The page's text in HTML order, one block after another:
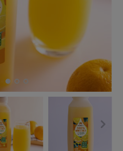
沖泡飲品
能源議題
食農教育